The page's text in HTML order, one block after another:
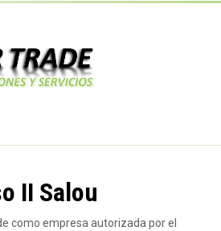
II Salou
como empresa autorizada por el